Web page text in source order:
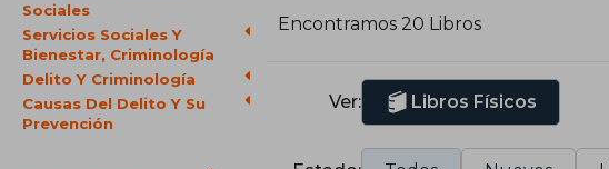
Sociales
Servicios Sociales Y
Bienestar, Criminología
Delito Y Criminología
Causas Del Delito Y Su
Prevención
Encontramos 20 Libros
Ver: Libros Físicos